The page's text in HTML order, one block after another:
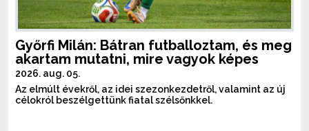
Győrfi Milán: Bátran futballoztam, és meg
akartam mutatni, mire vagyok képes
2026. aug. 05.
Az elmúlt évekről, az idei szezonkezdetről, valamint az új
célokról beszélgettünk fiatal szélsőnkkel.